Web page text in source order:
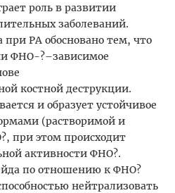
роль в развитии
заболеваний.
РА обосновано тем, что
ФНО-?–зависимое
костной деструкции.
и образует устойчивое
(растворимой и
при этом происходит
активности ФНО?.
по отношению к ФНО?
нейтрализовать